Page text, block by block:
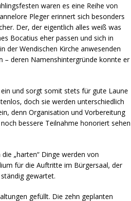
waren es eine Reihe von
Pleger erinnert sich besonders
Der, der eigentlich alles weiß was
Bocatius eher passen und sich in
der Wendischen Kirche anwesenden
– deren Namenshintergründe konnte er
und sorgt somit stets für gute Laune
doch sie werden unterschiedlich
denn Organisation und Vorbereitung
bessere Teilnahme honoriert sehen
„harten“ Dinge werden von
für die Auftritte im Bürgersaal, der
gewartet.
gefüllt. Die zehn geplanten